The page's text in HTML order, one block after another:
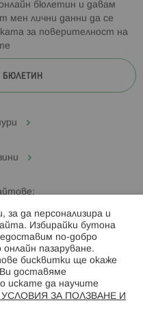
бюлетин и давам
мен лични данни да се
за поверителност на
БЮЛЕТИН
ни:
за да персонализира и
Избирайки бутона
по-добро
пазаруване.
бисквитки ще окаже
доставяме
искате да научите
ЗА ПОЛЗВАНЕ И